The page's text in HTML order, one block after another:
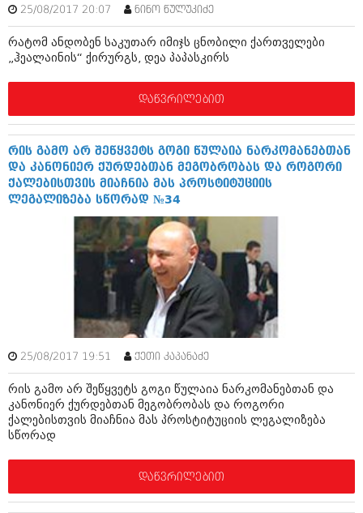
თებერვალი 2011 (329)
იანვარი 2011 (647)
(157)
დეკემბერი 2010 (881)
სექტემბერი 2010 (449)
აგვისტო 2010 (461)
ივლისი 2010 (556)
ივნისი 2010 (685)
მაისი 2010 (232)
აპრილი 2010 (229)
მარტი 2010 (454)
თებერვალი 2010 (421)
იანვარი 2010 (422)
დეკემბერი 2009 (510)
ნოემბერი 2009 (308)
ოქტომბერი 2009 (382)
სექტემბერი 2009 (541)
აგვისტო 2009 (14)
ივლისი 2009 (118)
თებერვალი 0216 (1)
ოქტომბერი 0215 (1)
აგვისტო 0215 (2)
აგვისტო 0212 (1)
25/08/2017 20:07 ნინო წულუკიძე
რატომ ანდობენ საკუთარ იმიჯს ცნობილი ქართველები
„ჰეალაინის“ ქირურგს, დეა პაპასკირს
დაწვრილებით
რის გამო არ შეწყვეტს გოგი წულაია ნარკომანებთან
და კანონიერ ქურდებთან მეგობრობას და როგორი
ქალებისთვის მიაჩნია მას პროსტიტუციის
ლეგალიზება სწორად №34
25/08/2017 19:51 ქეთი კაპანაძე
რის გამო არ შეწყვეტს გოგი წულაია ნარკომანებთან და
კანონიერ ქურდებთან მეგობრობას და როგორი
ქალებისთვის მიაჩნია მას პროსტიტუციის ლეგალიზება
სწორად
დაწვრილებით